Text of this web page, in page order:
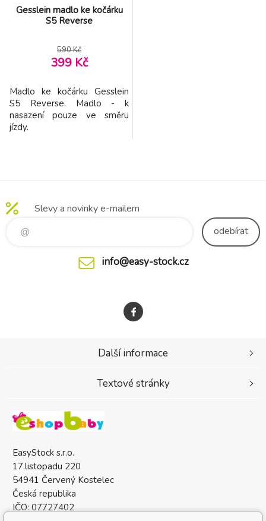
Gesslein madlo ke kočárku
S5 Reverse
590 Kč
399 Kč
Madlo ke kočárku Gesslein
S5 Reverse. Madlo - k
nasazení pouze ve směru
jízdy.
Slevy a novinky e-mailem
odebírat
info@easy-stock.cz
EasyStock s.r.o.
17.listopadu 220
54941 Červený Kostelec
Česká republika
IČO: 07727402
Další informace
Textové stránky